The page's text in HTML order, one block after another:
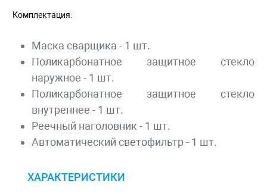
Комплектация:
Маска сварщика - 1 шт.
Поликарбонатное защитное стекло
наружное - 1 шт.
Поликарбонатное защитное стекло
внутреннее - 1 шт.
Реечный наголовник - 1 шт.
Автоматический светофильтр - 1 шт.
ХАРАКТЕРИСТИКИ